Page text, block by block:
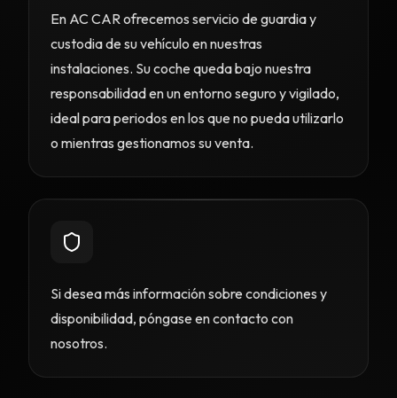
En AC CAR ofrecemos servicio de guardia y
custodia de su vehículo en nuestras
instalaciones. Su coche queda bajo nuestra
responsabilidad en un entorno seguro y vigilado,
ideal para periodos en los que no pueda utilizarlo
o mientras gestionamos su venta.
Si desea más información sobre condiciones y
disponibilidad, póngase en contacto con
nosotros.